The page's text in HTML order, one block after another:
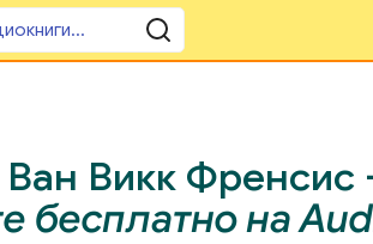
Викк
бесплатно на